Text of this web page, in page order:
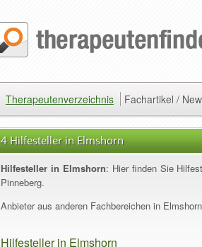
Therapeutenverzeichnis Fachartikel /
4 Hilfesteller in Elmshorn
Hilfesteller in Elmshorn: Hier finden Sie
Pinneberg.
Anbieter aus anderen Fachbereichen in
Hilfesteller in Elmshorn